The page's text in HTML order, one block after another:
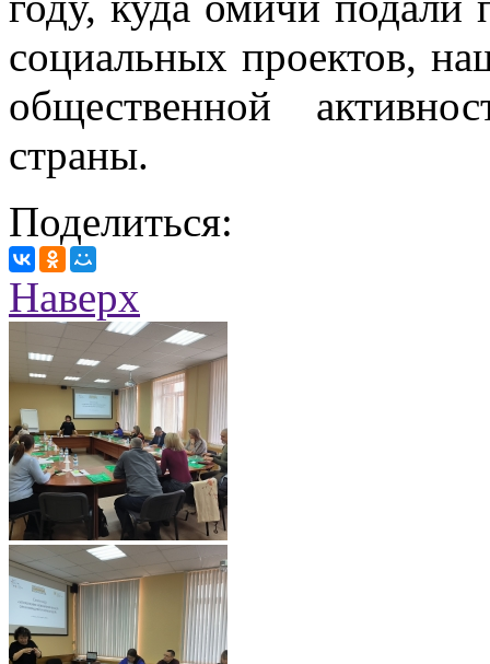
социальных проектов,
общественной
страны.
Поделиться:
Наверх